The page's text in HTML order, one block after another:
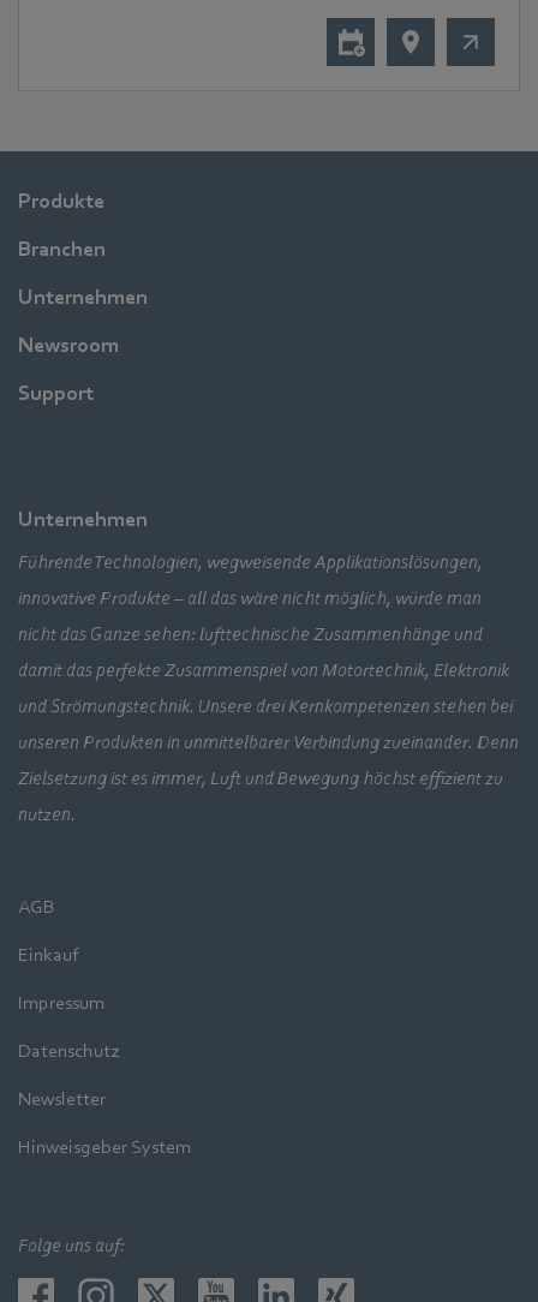
Produkte
Branchen
Unternehmen
Newsroom
Support
Unternehmen
Führende Technologien, wegweisende Applikationslösungen,
innovative Produkte – all das wäre nicht möglich, würde man
nicht das Ganze sehen: lufttechnische Zusammenhänge und
damit das perfekte Zusammenspiel von Motortechnik, Elektronik
und Strömungstechnik. Unsere drei Kernkompetenzen stehen bei
unseren Produkten in unmittelbarer Verbindung zueinander. Denn
Zielsetzung ist es immer, Luft und Bewegung höchst effizient zu
nutzen.
AGB
Einkauf
Impressum
Datenschutz
Newsletter
Hinweisgeber System
Folge uns auf: